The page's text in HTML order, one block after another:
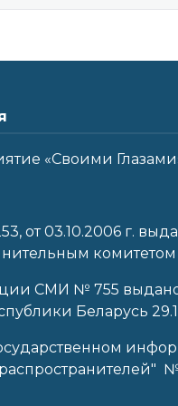
«Своими
от 03.10.2006 г.
комитетом
СМИ № 755
Беларусь